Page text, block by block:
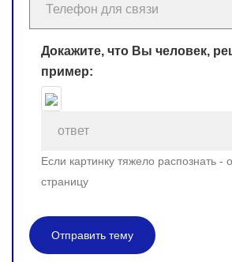
Докажите, что Вы человек,
пример:
Если картинку тяжело распознать -
страницу
Отправить тему